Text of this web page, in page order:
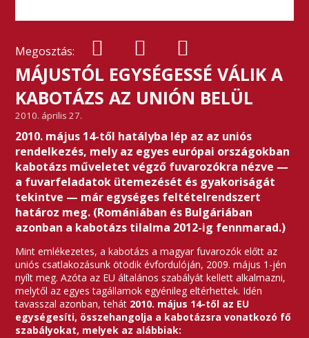
Megosztás:
MÁJUSTÓL EGYSÉGESSÉ VÁLIK A
KABOTÁZS AZ UNIÓN BELÜL
2010. április 27.
2010. május 14-től hatályba lép az az uniós
rendelkezés, mely az egyes európai országokban
kabotázs műveletet végző fuvarozókra nézve —
a fuvarfeladatok ütemezését és gyakoriságát
tekintve — már egységes feltételrendszert
határoz meg. (Romániában és Bulgáriában
azonban a kabotázs tilalma 2012-ig fennmarad.)
Mint emlékezetes, a kabotázs a magyar fuvarozók előtt az
uniós csatlakozásunk ötödik évfordulóján, 2009. május 1-jén
nyílt meg. Azóta az EU általános szabályát kellett alkalmazni,
melytől az egyes tagállamok egyénileg eltérhettek. Idén
tavasszal azonban, tehát 2010. május 14-től az EU
egységesíti, összehangolja a kabotázsra vonatkozó fő
szabályokat, melyek az alábbiak: